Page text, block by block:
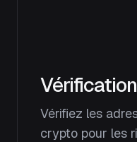
Vérifiez les
crypto pour les